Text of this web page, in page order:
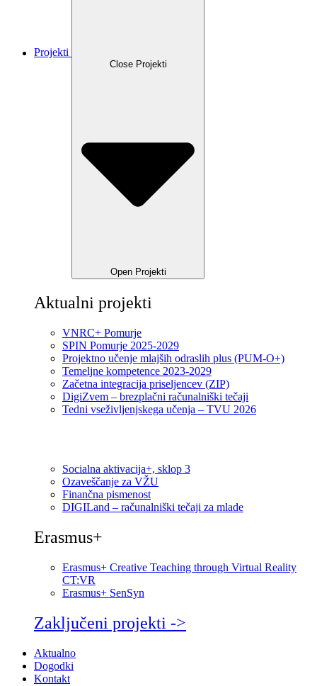
Projekti
Close Projekti
Open Projekti
Aktualni projekti
VNRC+ Pomurje
SPIN Pomurje 2025-2029
Projektno učenje mlajših odraslih plus (PUM-O+)
Temeljne kompetence 2023-2029
Začetna integracija priseljencev (ZIP)
DigiZvem – brezplačni računalniški tečaji
Tedni vseživljenjskega učenja – TVU 2026
Socialna aktivacija+, sklop 3
Ozaveščanje za VŽU
Finančna pismenost
DIGILand – računalniški tečaji za mlade
Erasmus+
Erasmus+ Creative Teaching through Virtual Reality
CT:VR
Erasmus+ SenSyn
Zaključeni projekti ->
Aktualno
Dogodki
Kontakt